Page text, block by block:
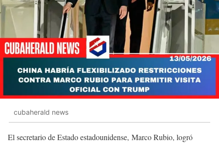
cubaherald news
El secretario de Estado estadounidense, Marco Rubio, logró